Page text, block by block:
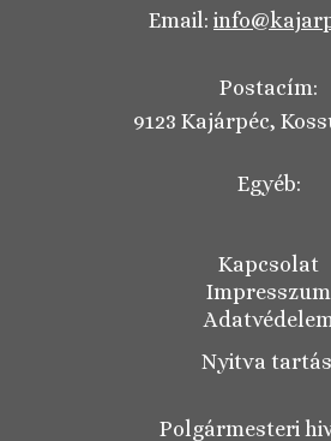
Email:
Postacím:
9123 Kajárpéc,
Egyéb:
Kapcsolat
Impresszum
Nyitva
Polgármesteri